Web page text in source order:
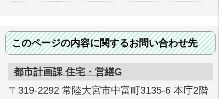
このページの内容に関するお問い合わせ先
都市計画課 住宅・営繕G
〒319-2292 常陸大宮市中富町3135-6 本庁2階